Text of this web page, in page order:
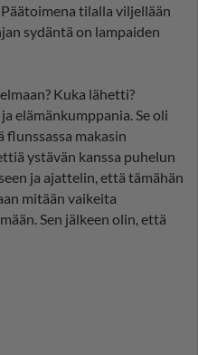
tilalla viljellään
sydäntä on lampaiden
Kuka lähetti?
elämänkumppania. Se oli
flunssassa makasin
ystävän kanssa puhelun
ja ajattelin, että tämähän
mitään vaikeita
Sen jälkeen olin, että